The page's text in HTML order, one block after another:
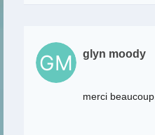
glyn moody
merci beaucoup.